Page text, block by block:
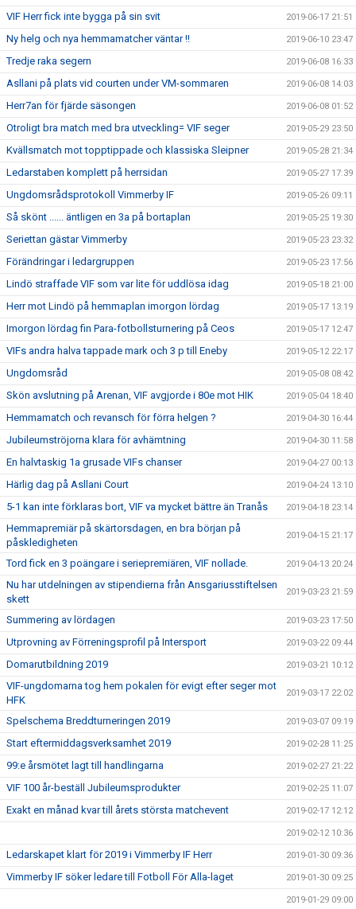
VIF Herr fick inte bygga på sin svit 2019-06-17 21:51
Ny helg och nya hemmamatcher väntar !! 2019-06-10 23:47
Tredje raka segern 2019-06-08 16:33
Asllani på plats vid courten under VM-sommaren 2019-06-08 14:03
Herr7an för fjärde säsongen 2019-06-08 01:52
Otroligt bra match med bra utveckling= VIF seger 2019-05-29 23:50
Kvällsmatch mot topptippade och klassiska Sleipner 2019-05-28 21:34
Ledarstaben komplett på herrsidan 2019-05-27 17:39
Ungdomsrådsprotokoll Vimmerby IF 2019-05-26 09:11
Så skönt ...... äntligen en 3a på bortaplan 2019-05-25 19:30
Seriettan gästar Vimmerby 2019-05-23 23:32
Förändringar i ledargruppen 2019-05-23 17:56
Lindö straffade VIF som var lite för uddlösa idag 2019-05-18 21:00
Herr mot Lindö på hemmaplan imorgon lördag 2019-05-17 13:19
Imorgon lördag fin Para-fotbollsturnering på Ceos 2019-05-17 12:47
VIFs andra halva tappade mark och 3 p till Eneby 2019-05-12 22:17
Ungdomsråd 2019-05-08 08:42
Skön avslutning på Arenan, VIF avgjorde i 80e mot HIK 2019-05-04 18:40
Hemmamatch och revansch för förra helgen ? 2019-04-30 16:44
Jubileumströjorna klara för avhämtning 2019-04-30 11:58
En halvtaskig 1a grusade VIFs chanser 2019-04-27 00:13
Härlig dag på Asllani Court 2019-04-24 13:10
5-1 kan inte förklaras bort, VIF va mycket bättre än Tranås 2019-04-18 23:14
Hemmapremiär på skärtorsdagen, en bra början på
påskledigheten
2019-04-15 21:17
Tord fick en 3 poängare i seriepremiären, VIF nollade. 2019-04-13 20:24
Nu har utdelningen av stipendierna från Ansgariusstiftelsen
skett
2019-03-23 21:59
Summering av lördagen 2019-03-23 17:50
Utprovning av Förreningsprofil på Intersport 2019-03-22 09:44
Domarutbildning 2019 2019-03-21 10:12
VIF-ungdomarna tog hem pokalen för evigt efter seger mot
HFK
2019-03-17 22:02
Spelschema Breddturneringen 2019 2019-03-07 09:19
Start eftermiddagsverksamhet 2019 2019-02-28 11:25
99:e årsmötet lagt till handlingarna 2019-02-27 21:22
VIF 100 år-beställ Jubileumsprodukter 2019-02-25 11:07
Exakt en månad kvar till årets största matchevent 2019-02-17 12:12
2019-02-12 10:36
Ledarskapet klart för 2019 i Vimmerby IF Herr 2019-01-30 09:36
Vimmerby IF söker ledare till Fotboll För Alla-laget 2019-01-30 09:25
2019-01-29 09:00